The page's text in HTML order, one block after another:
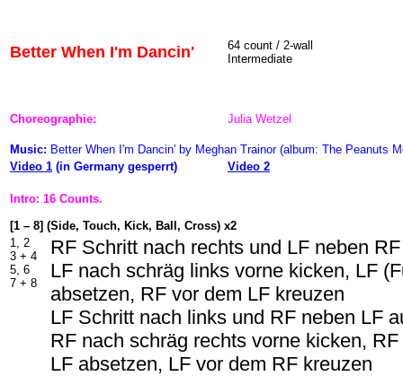
Better When I'm Dancin'
64 count / 2-wall
Intermediate
Choreographie: Julia Wetzel
Music: Better When I'm Dancin' by Meghan Trainor (album: The Peanuts
Video 1 (in Germany gesperrt) Video 2
Intro: 16 Counts.
[1 – 8] (Side, Touch, Kick, Ball, Cross) x2
1, 2
3 + 4
5, 6
7 + 8
RF Schritt nach rechts und LF neben
LF nach schräg links vorne kicken, LF
absetzen, RF vor dem LF kreuzen
LF Schritt nach links und RF neben LF
RF nach schräg rechts vorne kicken,
LF absetzen, LF vor dem RF kreuzen